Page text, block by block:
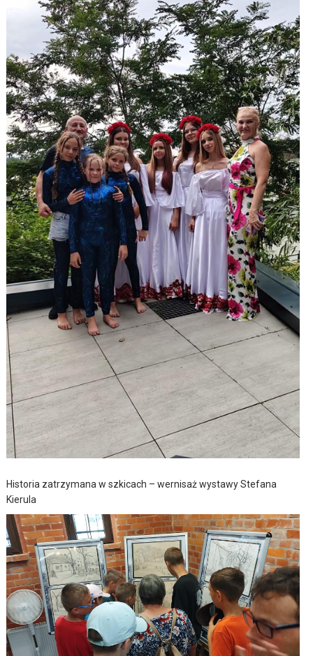
Historia zatrzymana w szkicach – wernisaż wystawy Stefana
Kierula